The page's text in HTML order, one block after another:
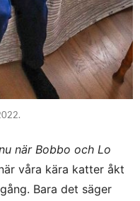
när Bobbo och Lo
våra kära katter åkt
Bara det säger